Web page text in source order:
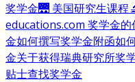
奖学金🌉 美国研究生课程
educations.com 奖学金的
金如何撰写奖学金附函如
金关于获得瑞典研究所奖
贴士查找奖学金